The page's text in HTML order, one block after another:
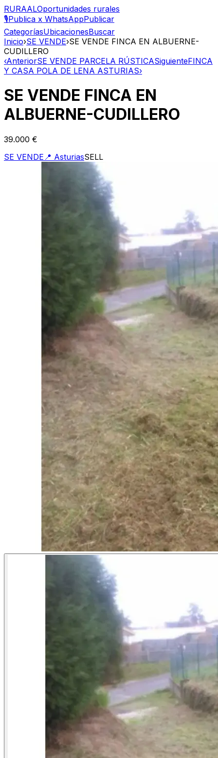
RURAALOportunidades rurales
🎙️Publica x WhatsAppPublicar
CategoríasUbicacionesBuscar
Inicio›SE VENDE›SE VENDE FINCA EN ALBUERNE-
CUDILLERO
‹AnteriorSE VENDE PARCELA RÚSTICASiguienteFINCA
Y CASA POLA DE LENA ASTURIAS›
SE VENDE FINCA EN
ALBUERNE-CUDILLERO
39.000 €
SE VENDE 📍 AsturiasSELL